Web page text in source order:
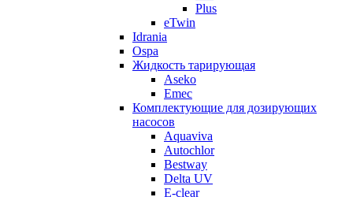
Plus
eTwin
Idrania
Ospa
Жидкость тарирующая
Aseko
Emec
Комплектующие для дозирующих
насосов
Aquaviva
Autochlor
Bestway
Delta UV
E-clear